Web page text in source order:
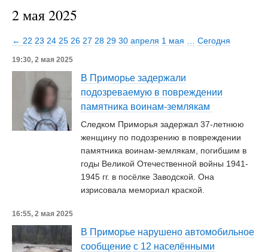
2 мая 2025
← 22 23 24 25 26 27 28 29 30 апреля 1 мая Сегодня
19:30, 2 мая 2025
В Приморье задержали
подозреваемую в повреждении
памятника воинам-землякам
Следком Приморья задержал 37-летнюю
женщину по подозрению в повреждении
памятника воинам-землякам, погибшим в
годы Великой Отечественной войны 1941-
1945 гг. в посёлке Заводской. Она
изрисовала мемориал краской.
16:55, 2 мая 2025
В Приморье нарушено автомобильное
сообщение с 12 населёнными